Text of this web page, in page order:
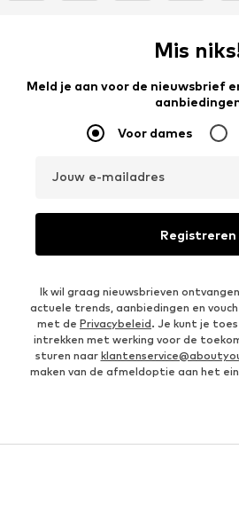
Mis
Meld je aan voor de nieuwsbrief
Voor dames
Jouw e-mailadres
Registreren
Ik wil graag nieuwsbrieven
actuele trends, aanbiedingen en
met de Privacybeleid. Je kunt je
intrekken met werking voor de
sturen naar
maken van de afmeldoptie aan het